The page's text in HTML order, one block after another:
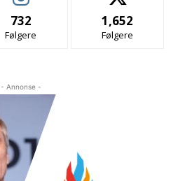
732
Følgere
1,652
Følgere
- Annonse -